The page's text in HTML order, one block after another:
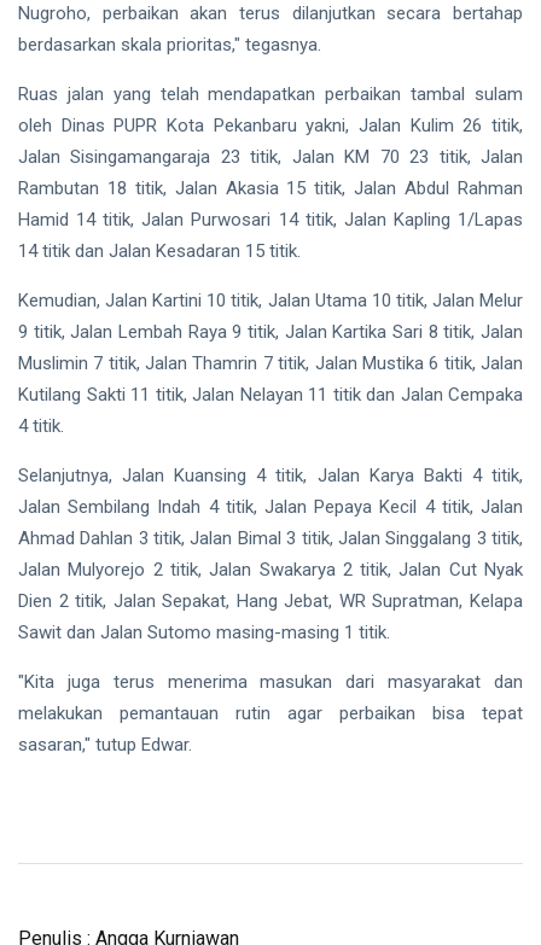
Nugroho, perbaikan akan terus dilanjutkan secara bertahap
berdasarkan skala prioritas," tegasnya.
Ruas jalan yang telah mendapatkan perbaikan tambal sulam
oleh Dinas PUPR Kota Pekanbaru yakni, Jalan Kulim 26 titik,
Jalan Sisingamangaraja 23 titik, Jalan KM 70 23 titik, Jalan
Rambutan 18 titik, Jalan Akasia 15 titik, Jalan Abdul Rahman
Hamid 14 titik, Jalan Purwosari 14 titik, Jalan Kapling 1/Lapas
14 titik dan Jalan Kesadaran 15 titik.
Kemudian, Jalan Kartini 10 titik, Jalan Utama 10 titik, Jalan Melur
9 titik, Jalan Lembah Raya 9 titik, Jalan Kartika Sari 8 titik, Jalan
Muslimin 7 titik, Jalan Thamrin 7 titik, Jalan Mustika 6 titik, Jalan
Kutilang Sakti 11 titik, Jalan Nelayan 11 titik dan Jalan Cempaka
4 titik.
Selanjutnya, Jalan Kuansing 4 titik, Jalan Karya Bakti 4 titik,
Jalan Sembilang Indah 4 titik, Jalan Pepaya Kecil 4 titik, Jalan
Ahmad Dahlan 3 titik, Jalan Bimal 3 titik, Jalan Singgalang 3 titik,
Jalan Mulyorejo 2 titik, Jalan Swakarya 2 titik, Jalan Cut Nyak
Dien 2 titik, Jalan Sepakat, Hang Jebat, WR Supratman, Kelapa
Sawit dan Jalan Sutomo masing-masing 1 titik.
"Kita juga terus menerima masukan dari masyarakat dan
melakukan pemantauan rutin agar perbaikan bisa tepat
sasaran," tutup Edwar.
Penulis : Angga Kurniawan